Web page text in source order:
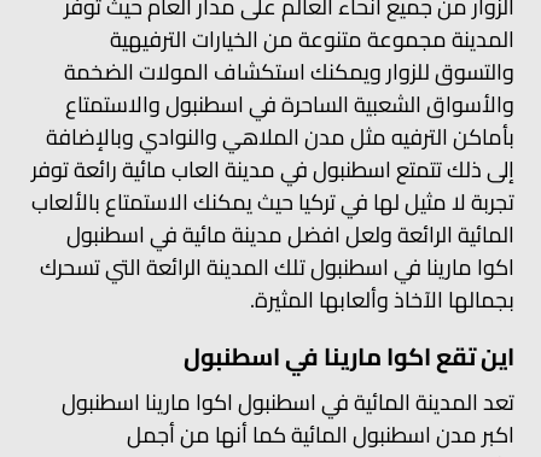
المدينة مجموعة متنوعة من الخيارات الترفيهية
والتسوق للزوار ويمكنك استكشاف المولات الضخمة
والأسواق الشعبية الساحرة في اسطنبول والاستمتاع
بأماكن الترفيه مثل مدن الملاهي والنوادي وبالإضافة
إلى ذلك تتمتع اسطنبول في مدينة العاب مائية رائعة توفر
تجربة لا مثيل لها في تركيا حيث يمكنك الاستمتاع بالألعاب
المائية الرائعة ولعل افضل مدينة مائية في اسطنبول
اكوا مارينا في اسطنبول تلك المدينة الرائعة التي تسحرك
بجمالها الآخاذ وألعابها المثيرة.
اين تقع اكوا مارينا في اسطنبول
تعد المدينة المائية في اسطنبول اكوا مارينا اسطنبول
اكبر مدن اسطنبول المائية كما أنها من أجمل